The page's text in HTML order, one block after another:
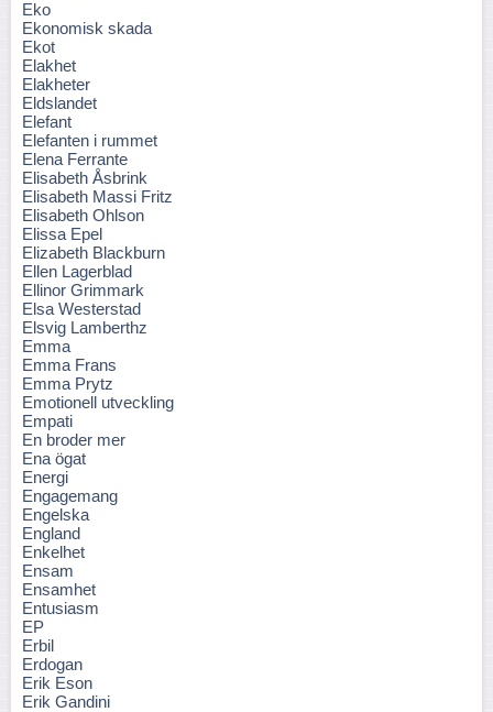
Eko
Ekonomisk skada
Ekot
Elakhet
Elakheter
Eldslandet
Elefant
Elefanten i rummet
Elena Ferrante
Elisabeth Åsbrink
Elisabeth Massi Fritz
Elisabeth Ohlson
Elissa Epel
Elizabeth Blackburn
Ellen Lagerblad
Ellinor Grimmark
Elsa Westerstad
Elsvig Lamberthz
Emma
Emma Frans
Emma Prytz
Emotionell utveckling
Empati
En broder mer
Ena ögat
Energi
Engagemang
Engelska
England
Enkelhet
Ensam
Ensamhet
Entusiasm
EP
Erbil
Erdogan
Erik Eson
Erik Gandini